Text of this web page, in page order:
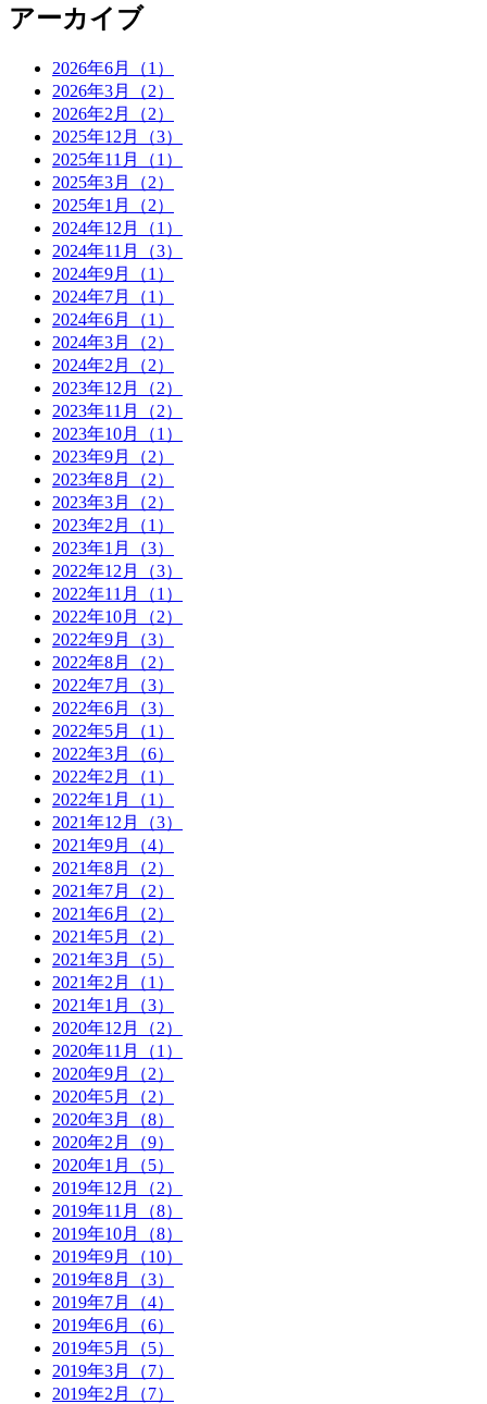
アーカイブ
2026年6月（1）
2026年3月（2）
2026年2月（2）
2025年12月（3）
2025年11月（1）
2025年3月（2）
2025年1月（2）
2024年12月（1）
2024年11月（3）
2024年9月（1）
2024年7月（1）
2024年6月（1）
2024年3月（2）
2024年2月（2）
2023年12月（2）
2023年11月（2）
2023年10月（1）
2023年9月（2）
2023年8月（2）
2023年3月（2）
2023年2月（1）
2023年1月（3）
2022年12月（3）
2022年11月（1）
2022年10月（2）
2022年9月（3）
2022年8月（2）
2022年7月（3）
2022年6月（3）
2022年5月（1）
2022年3月（6）
2022年2月（1）
2022年1月（1）
2021年12月（3）
2021年9月（4）
2021年8月（2）
2021年7月（2）
2021年6月（2）
2021年5月（2）
2021年3月（5）
2021年2月（1）
2021年1月（3）
2020年12月（2）
2020年11月（1）
2020年9月（2）
2020年5月（2）
2020年3月（8）
2020年2月（9）
2020年1月（5）
2019年12月（2）
2019年11月（8）
2019年10月（8）
2019年9月（10）
2019年8月（3）
2019年7月（4）
2019年6月（6）
2019年5月（5）
2019年3月（7）
2019年2月（7）